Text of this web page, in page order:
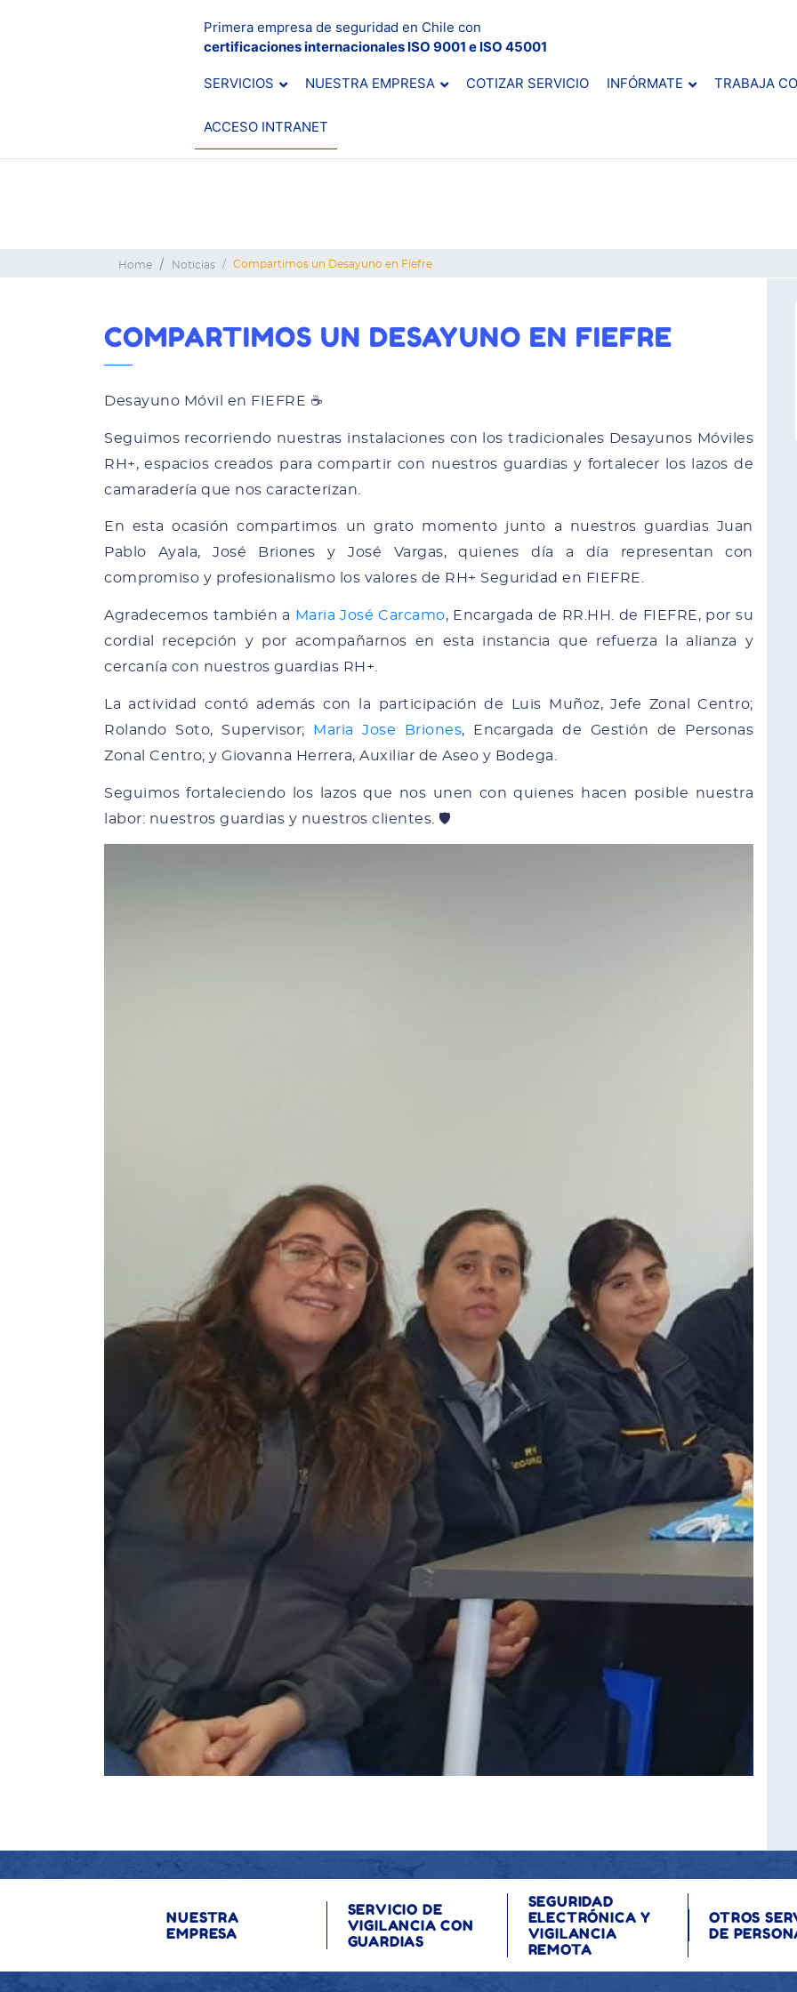
Primera empresa de seguridad en Chile con
certificaciones internacionales ISO 9001 e ISO 45001
SERVICIOS NUESTRA EMPRESA COTIZAR SERVICIO INFÓRMATE TRABAJA
ACCESO INTRANET
Home Noticias Compartimos un Desayuno en Fiefre
COMPARTIMOS UN DESAYUNO EN FIEFRE
Desayuno Móvil en FIEFRE ☕
Seguimos recorriendo nuestras instalaciones con los tradicionales Desayunos Móviles
RH+, espacios creados para compartir con nuestros guardias y fortalecer los lazos de
camaradería que nos caracterizan.
En esta ocasión compartimos un grato momento junto a nuestros guardias Juan
Pablo Ayala, José Briones y José Vargas, quienes día a día representan con
compromiso y profesionalismo los valores de RH+ Seguridad en FIEFRE.
Agradecemos también a Maria José Carcamo, Encargada de RR.HH. de FIEFRE, por su
cordial recepción y por acompañarnos en esta instancia que refuerza la alianza y
cercanía con nuestros guardias RH+.
La actividad contó además con la participación de Luis Muñoz, Jefe Zonal Centro;
Rolando Soto, Supervisor;
Maria Jose Briones, Encargada de Gestión de Personas
Zonal Centro; y Giovanna Herrera, Auxiliar de Aseo y Bodega.
Seguimos fortaleciendo los lazos que nos unen con quienes hacen posible nuestra
labor: nuestros guardias y nuestros clientes. 🛡️
NUESTRA
EMPRESA
SERVICIO DE
VIGILANCIA CON
GUARDIAS
SEGURIDAD
ELECTRÓNICA Y
VIGILANCIA
REMOTA
OTROS
DE